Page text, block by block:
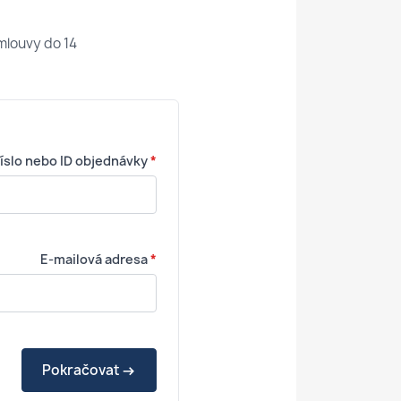
do 14
nebo ID objednávky*
E-mailová adresa*
Pokračovat